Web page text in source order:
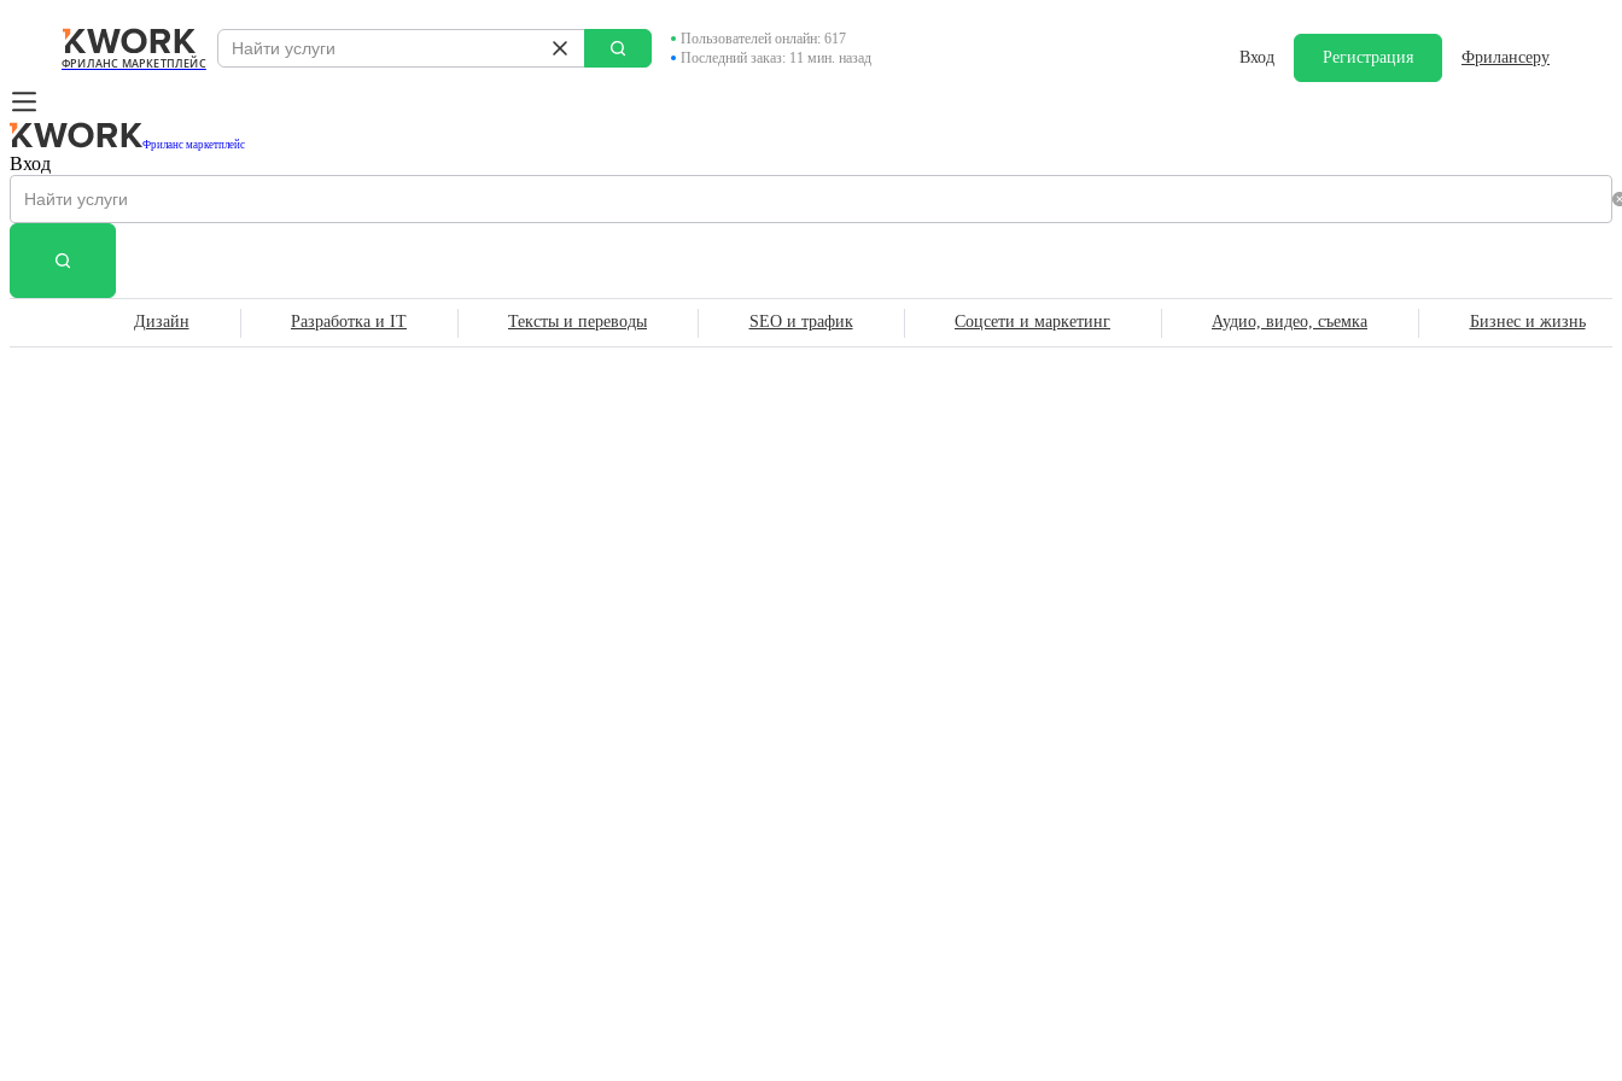
ФРИЛАНС МАРКЕТПЛЕЙС
Пользователей онлайн: 617
Последний заказ: 11 мин. назад
Вход Регистрация Фрилансеру
Фриланс маркетплейс
Вход
Дизайн Разработка и IT Тексты и переводы SEO и трафик Соцсети и маркетинг Аудио, видео, съемка Бизнес и жизнь